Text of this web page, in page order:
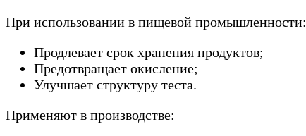
При использовании в пищевой промышленности:
Продлевает срок хранения продуктов;
Предотвращает окисление;
Улучшает структуру теста.
Применяют в производстве: